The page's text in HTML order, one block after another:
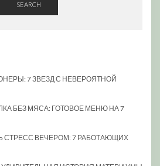
SEARCH
7 ЗВЕЗД С НЕВЕРОЯТНОЙ
БЕЗ МЯСА: ГОТОВОЕ МЕНЮ НА 7
СТРЕСС ВЕЧЕРОМ: 7 РАБОТАЮЩИХ